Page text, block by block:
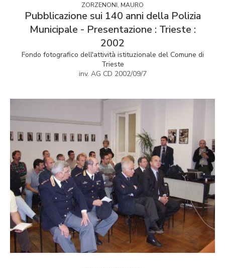
ZORZENONI, MAURO
Pubblicazione sui 140 anni della Polizia
Municipale - Presentazione : Trieste :
2002
Fondo fotografico dell'attività istituzionale del Comune di
Trieste
inv. AG CD 2002/09/7